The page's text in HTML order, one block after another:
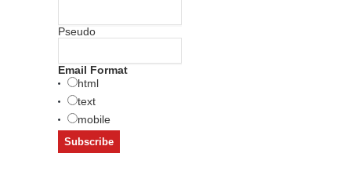
Pseudo
Email Format
html
text
mobile